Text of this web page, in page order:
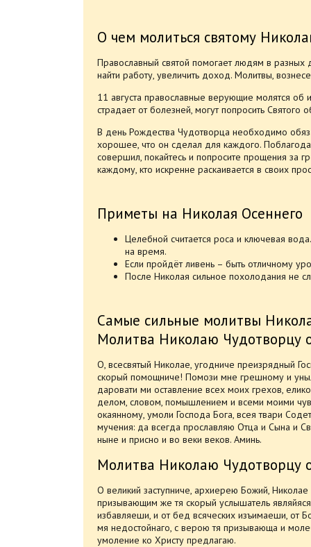
О чем молиться святому
Православный святой помогает людям в разных
найти работу, увеличить доход. Молитвы,
11 августа православные верующие молятся об
страдает от болезней, могут попросить Святого
В день Рождества Чудотворца необходимо
хорошее, что он сделал для каждого.
совершил, покайтесь и попросите прощения за
каждому, кто искренне раскаивается в своих
Приметы на Николая Осеннего
Целебной считается роса и ключевая
на время.
Если пройдёт ливень – быть отличному
После Николая сильное похолодания не
Самые сильные молитвы
Молитва Николаю Чудотворцу
О, всесвятый Николае, угодниче преизрядный
скорый помощниче! Помози мне грешному и
даровати ми оставление всех моих грехов,
делом, словом, помышлением и всеми моими
окаянному, умоли Господа Бога, всея твари
мучения: да всегда прославляю Отца и Сына и
ныне и присно и во веки веков. Аминь.
Молитва Николаю Чудотворцу
О великий заступниче, архиерею Божий,
призывающим же тя скорый услышатель
избавляеши, и от бед всяческих изъимаеши, от
мя недостойнаго, с верою тя призывающа и
умоление ко Христу предлагаю.